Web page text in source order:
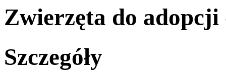
Zwierzęta do adopcji
Szczegóły